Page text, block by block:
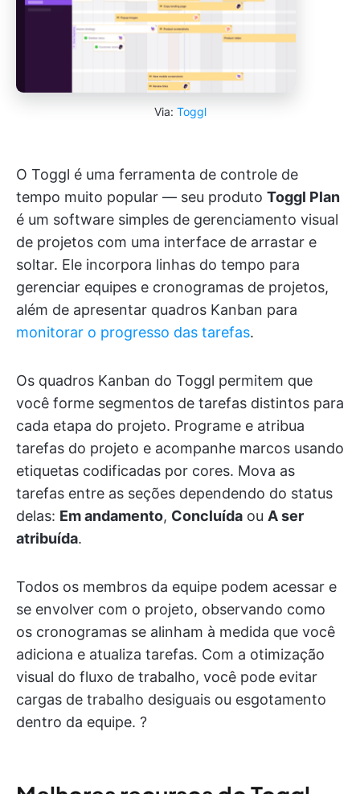
Via: Toggl
O Toggl é uma ferramenta de controle de
tempo muito popular — seu produto Toggl Plan
é um software simples de gerenciamento visual
de projetos com uma interface de arrastar e
soltar. Ele incorpora linhas do tempo para
gerenciar equipes e cronogramas de projetos,
além de apresentar quadros Kanban para
monitorar o progresso das tarefas.
Os quadros Kanban do Toggl permitem que
você forme segmentos de tarefas distintos para
cada etapa do projeto. Programe e atribua
tarefas do projeto e acompanhe marcos usando
etiquetas codificadas por cores. Mova as
tarefas entre as seções dependendo do status
delas: Em andamento, Concluída ou A ser
atribuída.
Todos os membros da equipe podem acessar e
se envolver com o projeto, observando como
os cronogramas se alinham à medida que você
adiciona e atualiza tarefas. Com a otimização
visual do fluxo de trabalho, você pode evitar
cargas de trabalho desiguais ou esgotamento
dentro da equipe. ?